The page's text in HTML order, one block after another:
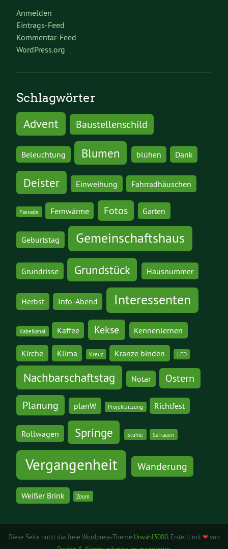
Anmelden
Eintrags-Feed
Kommentar-Feed
WordPress.org
Schlagwörter
Advent
Baustellenschild
Beleuchtung Blumen blühen Dank
Deister Einweihung Fahrradhäuschen
Fassade Fernwärme Fotos Garten
Geburtstag Gemeinschaftshaus
Grundrisse Grundstück Hausnummer
Herbst Info-Abend Interessenten
Kabelkanal Kaffee Kekse Kennenlernen
Kirche Klima Kreuz Kränze binden LED
Nachbarschaftstag Notar Ostern
Planung planW Projektsitzung Richtfest
Rollwagen Springe Stühle Säfrauen
Vergangenheit Wanderung
Weißer Brink Zoom
Diese Seite nutzt das freie Wordpress-Theme Urwahl3000. Erstellt mit❤ von